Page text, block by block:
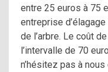
entre 25 euros à 75
entreprise
de l’arbre. Le coût
l’intervalle de 70
n’hésitez pas à